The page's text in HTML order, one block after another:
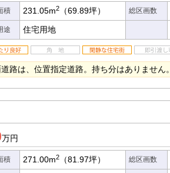
積 231.05m2 （69.89坪） 総区画数
途 住宅用地
路は、位置指定道路。持ち分はありません。
万円
積 271.00m2 （81.97坪） 総区画数